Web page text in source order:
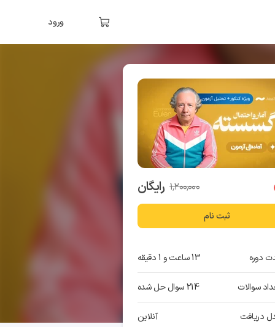
ورود
۱٬۲۰۰٬۰۰۰ رایگان
ثبت نام
دوره 13 ساعت و 1 دقیقه
سوالات 214 سوال حل شده
دریافت آنلاین